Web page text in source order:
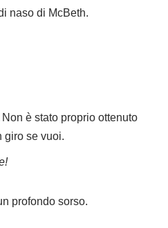
naso di McBeth.
è stato proprio ottenuto
giro se vuoi.
profondo sorso.